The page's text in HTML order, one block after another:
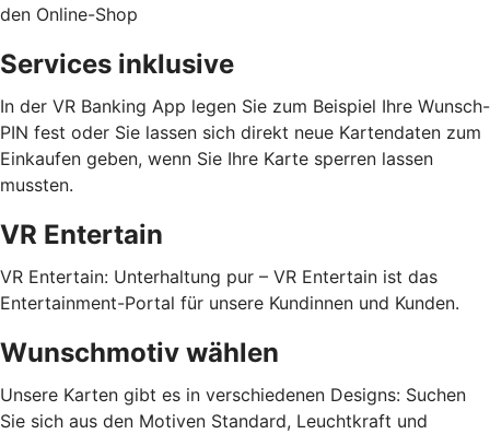
den Online-Shop
Services inklusive
In der VR Banking App legen Sie zum Beispiel Ihre Wunsch-
PIN fest oder Sie lassen sich direkt neue Kartendaten zum
Einkaufen geben, wenn Sie Ihre Karte sperren lassen
mussten.
VR Entertain
VR Entertain: Unterhaltung pur – VR Entertain ist das
Entertainment-Portal für unsere Kundinnen und Kunden.
Wunschmotiv wählen
Unsere Karten gibt es in verschiedenen Designs: Suchen
Sie sich aus den Motiven Standard, Leuchtkraft und